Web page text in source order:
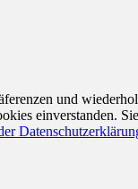
und
einverstanden.